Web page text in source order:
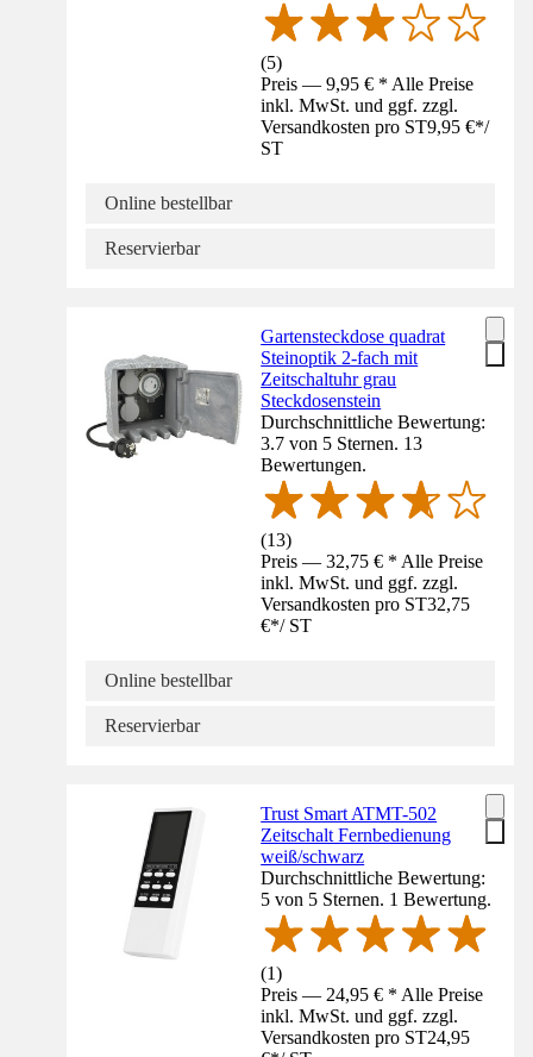
(5)
Preis — 9,95 € * Alle Preise
inkl. MwSt. und ggf. zzgl.
Versandkosten pro ST9,95 €*/
ST
Online bestellbar
Reservierbar
Gartensteckdose quadrat
Steinoptik 2-fach mit
Zeitschaltuhr grau
Steckdosenstein
Durchschnittliche Bewertung:
3.7 von 5 Sternen. 13
Bewertungen.
(13)
Preis — 32,75 € * Alle Preise
inkl. MwSt. und ggf. zzgl.
Versandkosten pro ST32,75
€*/ ST
Online bestellbar
Reservierbar
Trust Smart ATMT-502
Zeitschalt Fernbedienung
weiß/schwarz
Durchschnittliche Bewertung:
5 von 5 Sternen. 1 Bewertung.
(1)
Preis — 24,95 € * Alle Preise
inkl. MwSt. und ggf. zzgl.
Versandkosten pro ST24,95